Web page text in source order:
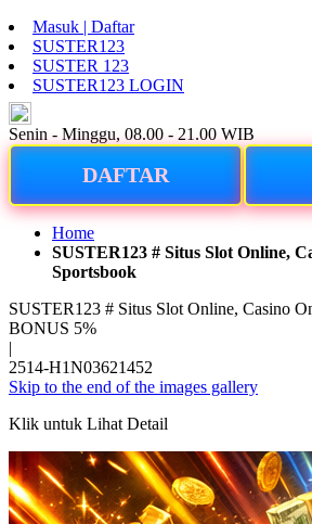
Masuk | Daftar
SUSTER123
SUSTER 123
SUSTER123 LOGIN
Senin - Minggu, 08.00 - 21.00 WIB
DAFTAR
Home
SUSTER123 # Situs Slot Online,
Sportsbook
SUSTER123 # Situs Slot Online, Casino
BONUS 5%
|
2514-H1N03621452
Skip to the end of the images gallery
Klik untuk Lihat Detail